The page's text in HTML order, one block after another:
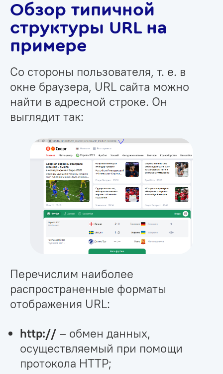
Обзор типичной
структуры URL на
примере
Со стороны пользователя, т. е. в
окне браузера, URL сайта можно
найти в адресной строке. Он
выглядит так:
Перечислим наиболее
распространенные форматы
отображения URL:
http:// – обмен данных,
осуществляемый при помощи
протокола HTTP;